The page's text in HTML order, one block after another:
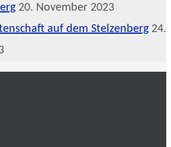
20. November 2023
auf dem Stelzenberg 24.